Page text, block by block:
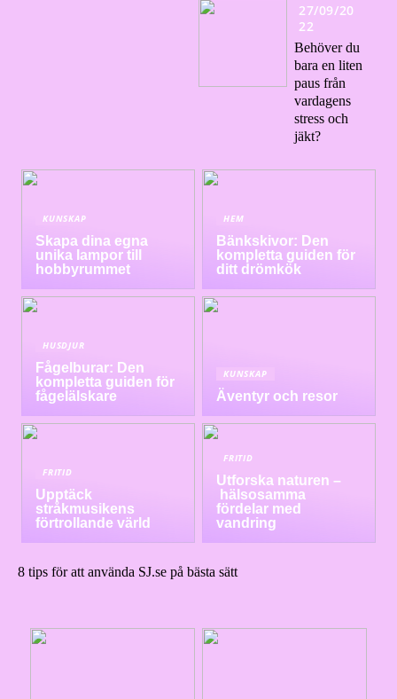
27/09/20
22
Behöver du
bara en liten
paus från
vardagens
stress och
jäkt?
KUNSKAP
Skapa dina egna
unika lampor till
hobbyrummet
HEM
Bänkskivor: Den
kompletta guiden för
ditt drömkök
HUSDJUR
Fågelburar: Den
kompletta guiden för
fågelälskare
KUNSKAP
Äventyr och resor
FRITID
Upptäck
stråkmusikens
förtrollande värld
FRITID
Utforska naturen –
hälsosamma
fördelar med
vandring
8 tips för att använda SJ.se på bästa sätt